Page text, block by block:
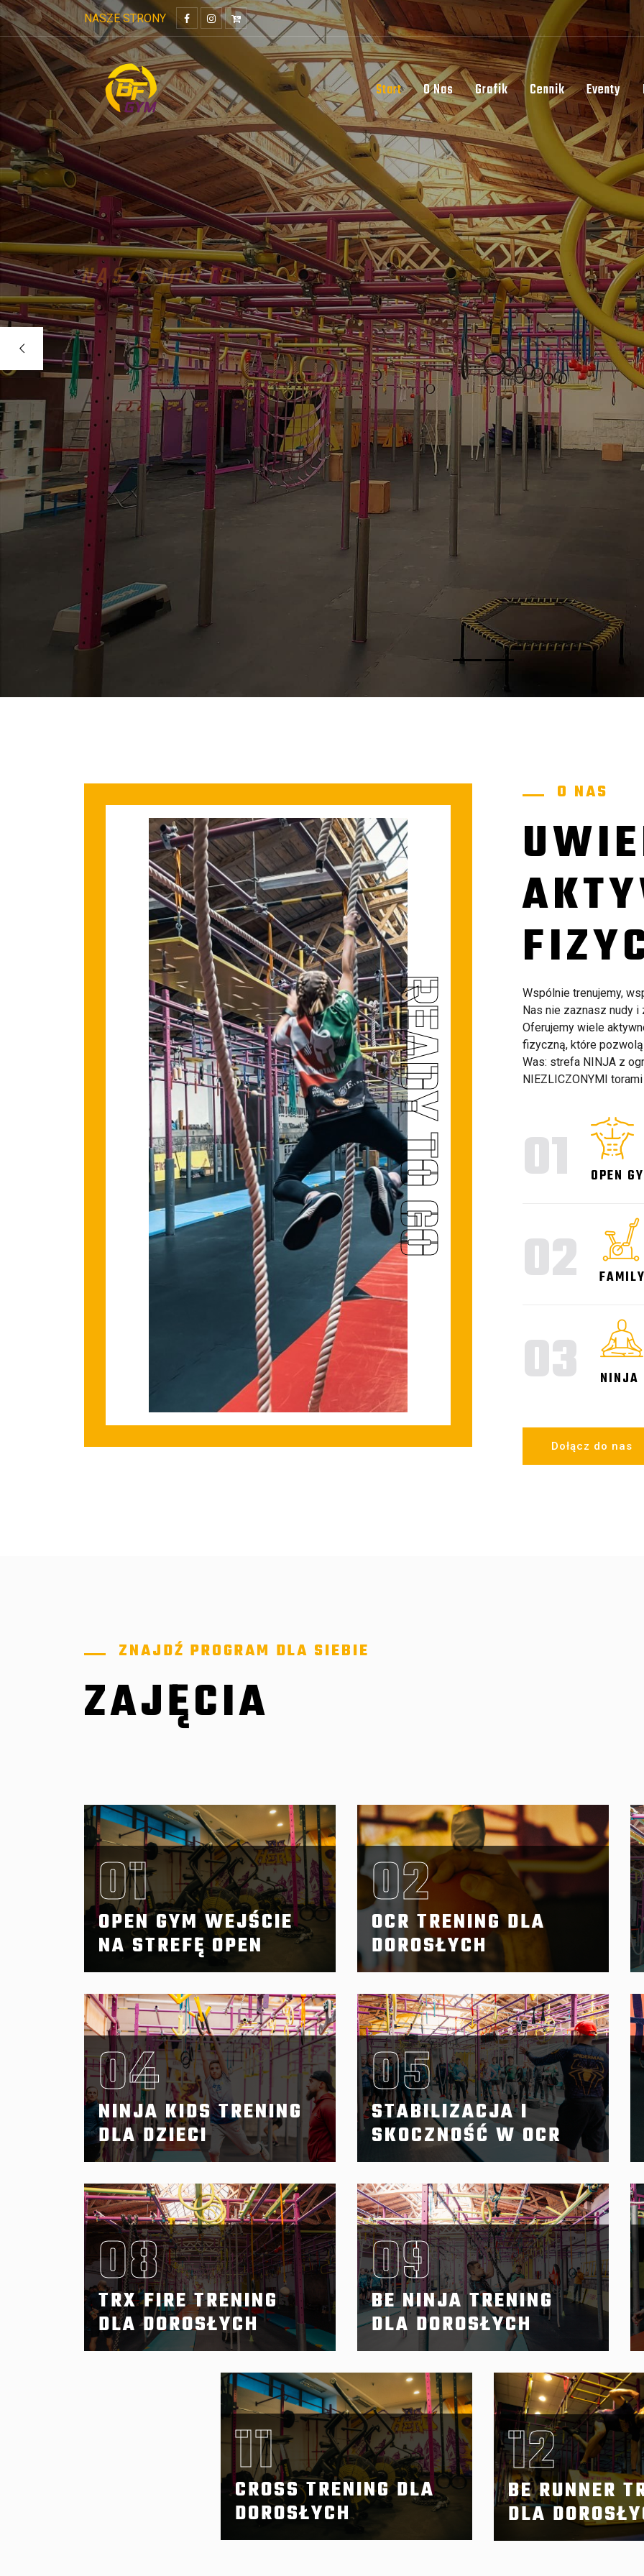
NASZE STRONY
Start O Nas Grafik Cennik Eventy
NASZE MOTTO
BE YOUR OWN
HERO
Dołącz do nas
NINJA &
OCR
READY TO GO
O NAS
Wspólnie trenujemy,
Nas nie zaznasz nudy
Oferujemy wiele
fizyczną, które
Was: strefa NINJA z
NIEZLICZONYMI
01 OPEN
02
03 NINJA
Dołącz do nas
ZNAJDŹ PROGRAM DLA SIEBIE
ZAJĘCIA
01
OPEN GYM WEJŚCIE
NA STREFĘ OPEN
02
OCR TRENING DLA
DOROSŁYCH
04
NINJA KIDS TRENING
DLA DZIECI
05
STABILIZACJA I
SKOCZNOŚĆ W OCR
08
TRX FIRE TRENING
DLA DOROSŁYCH
09
BE NINJA TRENING
DLA DOROSŁYCH
11
CROSS TRENING DLA
DOROSŁYCH
12
BE RUNNER
DLA